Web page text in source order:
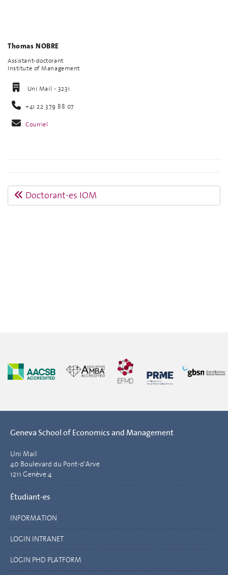
Thomas NOBRE
Assistant-doctorant
Institute of Management
Uni Mail - 3231
+41 22 379 88 07
Courriel
Doctorant-es IOM
Geneva School of Economics and Management
Uni Mail
40 Boulevard du Pont-d'Arve
1211 Genève 4
Étudiant-es
INFORMATION
LOGIN INTRANET
LOGIN PHD PLATFORM